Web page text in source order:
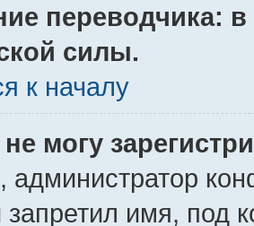
переводчика:
силы.
к началу
могу
администратор
запретил имя, под